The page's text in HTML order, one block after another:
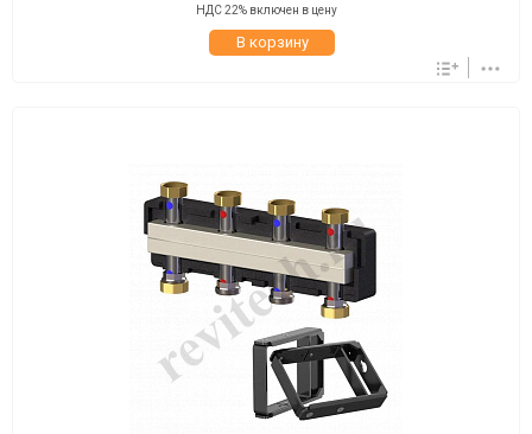
НДС 22% включен в цену
В корзину